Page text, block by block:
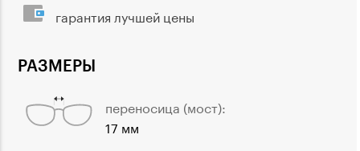
РАЗМЕРЫ
переносица (мост):
17 мм
гарантия лучшей цены